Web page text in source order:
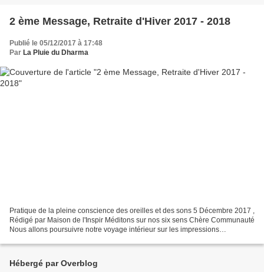
2 ème Message, Retraite d'Hiver 2017 - 2018
Publié le 05/12/2017 à 17:48
Par La Pluie du Dharma
Pratique de la pleine conscience des oreilles et des sons 5 Décembre 2017 ,
Rédigé par Maison de l'Inspir Méditons sur nos six sens Chère Communauté
Nous allons poursuivre notre voyage intérieur sur les impressions
Hébergé par Overblog